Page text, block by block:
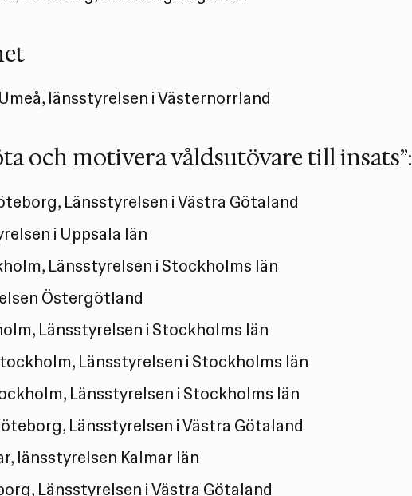
länsstyrelsen i Västernorrland
och motivera våldsutövare till insats”:
Länsstyrelsen i Västra Götaland
i Uppsala län
Länsstyrelsen i Stockholms län
Östergötland
Länsstyrelsen i Stockholms län
Länsstyrelsen i Stockholms län
Länsstyrelsen i Stockholms län
Länsstyrelsen i Västra Götaland
länsstyrelsen Kalmar län
Länsstyrelsen i Västra Götaland